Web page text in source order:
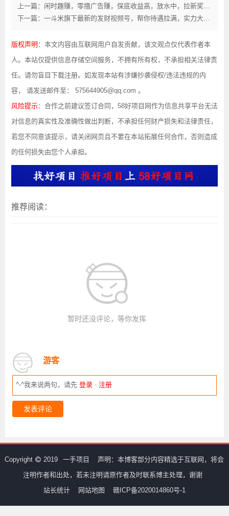
上一篇：闲时趣赚，零撸广告赚，保底收益高，放水中，拉新奖励，
下一篇：一斗米旗下最新的发财视频号，帮你待遇拉满，实力大团来袭
版权声明 ：本文内容由互联网用户自发贡献，该文观点仅代表作者本
人。本站仅提供信息存储空间服务，不拥有所有权，不承担相关法律责
任。请勿盲目下载注册。如发现本站有涉嫌抄袭侵权/违法违规的内
容， 请发送邮件至： 575644905@qq.com 。
风险提示：合作之前建议签订合同，58好项目网作为信息共享平台无法
对信息的真实性及准确性做出判断，不承担任何财产损失和法律责任，
若您不同意该提示，请关闭网页且不要在本站拓展任何合作，否则造成
的任何损失由您个人承担。
推荐阅读：
暂时还没评论，等你发挥
游客
^-^我来说两句，请先登录 · 注册
发表评论
Copyright 2019 一手项目
声明：本博客部分内容精选于互联网，将会
注明作者和出处，若未注明请原作者及时联系博主处理，谢谢
站长统计
网站地图 赣ICP备2020014860号-1